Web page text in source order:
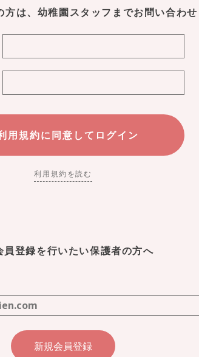
は、幼稚園スタッフまでお問い合わせ
利用規約を読む
員登録を行いたい保護者の方へ